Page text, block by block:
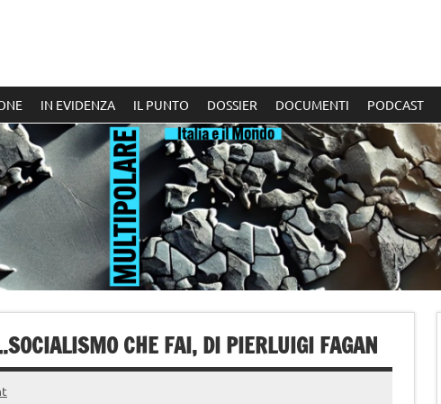
IN EVIDENZA IL PUNTO DOSSIER DOCUMENTI PODCAST
CHE FAI, DI PIERLUIGI FAGAN